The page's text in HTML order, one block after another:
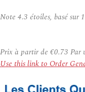
Note 4.3 étoiles, basé sur
Prix à partir de €0.73 Par
Use this link to Order